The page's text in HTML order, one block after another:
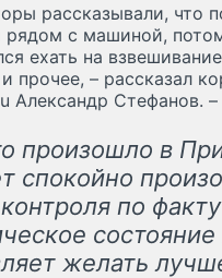
рассказывали, что
с машиной,
ехать на
прочее, – рассказал
Александр Стефанов. –
произошло в
спокойно
по
желать